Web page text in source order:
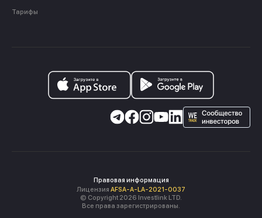
Тарифы
Правовая информация
Лицензия AFSA-A-LA-2021-0037
© Copyright 2026 Investlink LTD.
Все права зарегистрированы.